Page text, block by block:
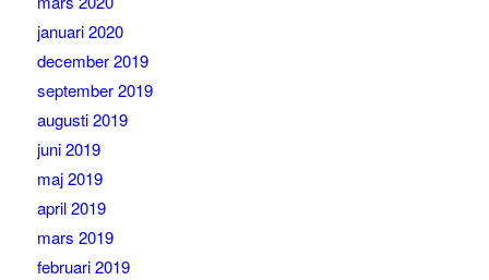
januari 2020
december 2019
september 2019
augusti 2019
juni 2019
maj 2019
april 2019
mars 2019
februari 2019